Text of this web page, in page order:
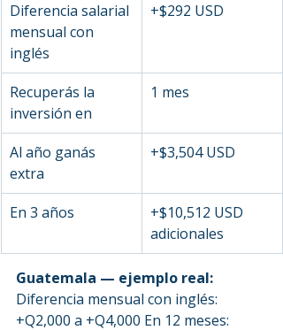
Diferencia salarial
mensual con
inglés
+$292 USD
Recuperás la
inversión en
1 mes
Al año ganás
extra
+$3,504 USD
En 3 años
+$10,512 USD
adicionales
Guatemala — ejemplo real:
Diferencia mensual con inglés:
+Q2,000 a +Q4,000 En 12 meses: